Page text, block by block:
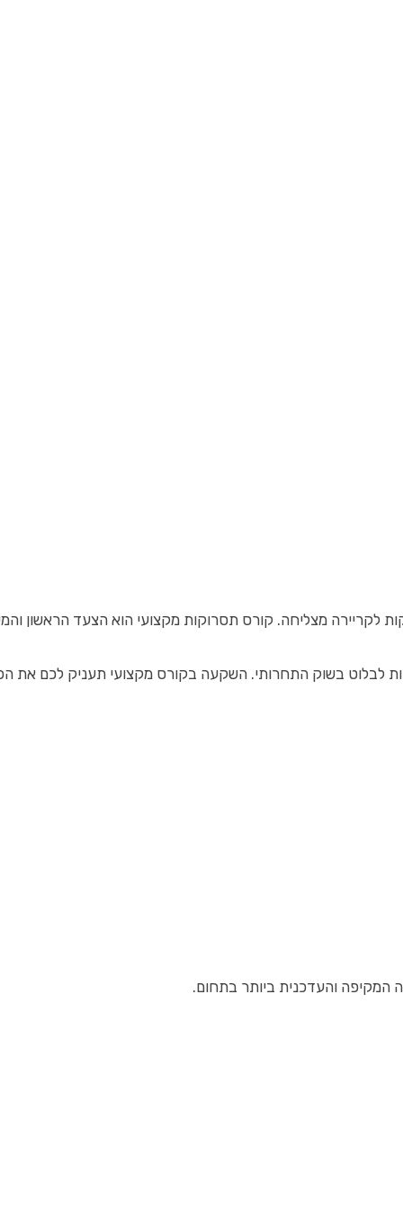
לקריירה מצליחה. קורס תסרוקות מקצועי הוא הצעד
לבלוט בשוק התחרותי. השקעה בקורס מקצועי תעניק לכם את
המקיפה והעדכנית ביותר בתחום.